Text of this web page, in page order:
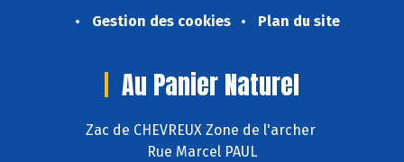
Gestion des cookies
Plan du site
Au Panier Naturel
Zac de CHEVREUX Zone de l'archer
Rue Marcel PAUL